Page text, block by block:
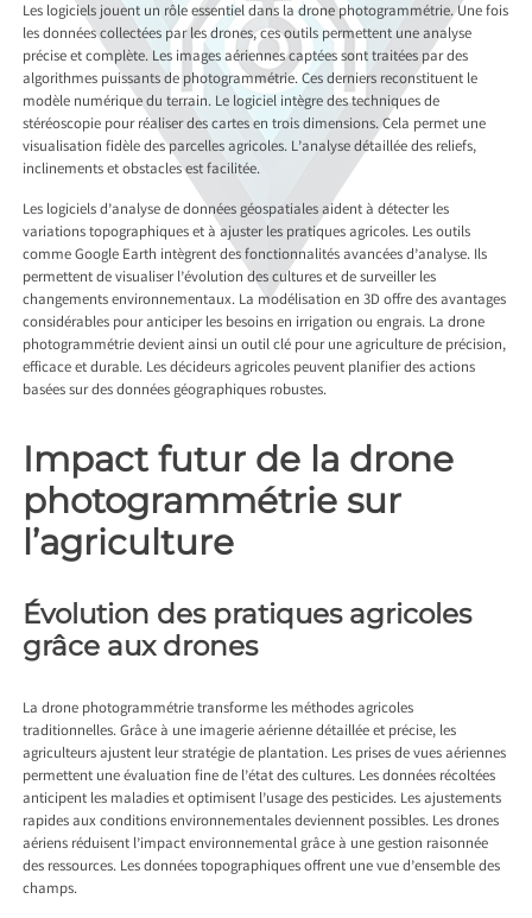
Les logiciels jouent un rôle essentiel dans la drone photogrammétrie. Une fois
les données collectées par les drones, ces outils permettent une analyse
précise et complète. Les images aériennes captées sont traitées par des
algorithmes puissants de photogrammétrie. Ces derniers reconstituent le
modèle numérique du terrain. Le logiciel intègre des techniques de
stéréoscopie pour réaliser des cartes en trois dimensions. Cela permet une
visualisation fidèle des parcelles agricoles. L’analyse détaillée des reliefs,
inclinements et obstacles est facilitée.
Les logiciels d’analyse de données géospatiales aident à détecter les
variations topographiques et à ajuster les pratiques agricoles. Les outils
comme Google Earth intègrent des fonctionnalités avancées d’analyse. Ils
permettent de visualiser l’évolution des cultures et de surveiller les
changements environnementaux. La modélisation en 3D offre des avantages
considérables pour anticiper les besoins en irrigation ou engrais. La drone
photogrammétrie devient ainsi un outil clé pour une agriculture de précision,
efficace et durable. Les décideurs agricoles peuvent planifier des actions
basées sur des données géographiques robustes.
Impact futur de la drone
photogrammétrie sur
l’agriculture
Évolution des pratiques agricoles
grâce aux drones
La drone photogrammétrie transforme les méthodes agricoles
traditionnelles. Grâce à une imagerie aérienne détaillée et précise, les
agriculteurs ajustent leur stratégie de plantation. Les prises de vues aériennes
permettent une évaluation fine de l’état des cultures. Les données récoltées
anticipent les maladies et optimisent l’usage des pesticides. Les ajustements
rapides aux conditions environnementales deviennent possibles. Les drones
aériens réduisent l’impact environnemental grâce à une gestion raisonnée
des ressources. Les données topographiques offrent une vue d’ensemble des
champs.